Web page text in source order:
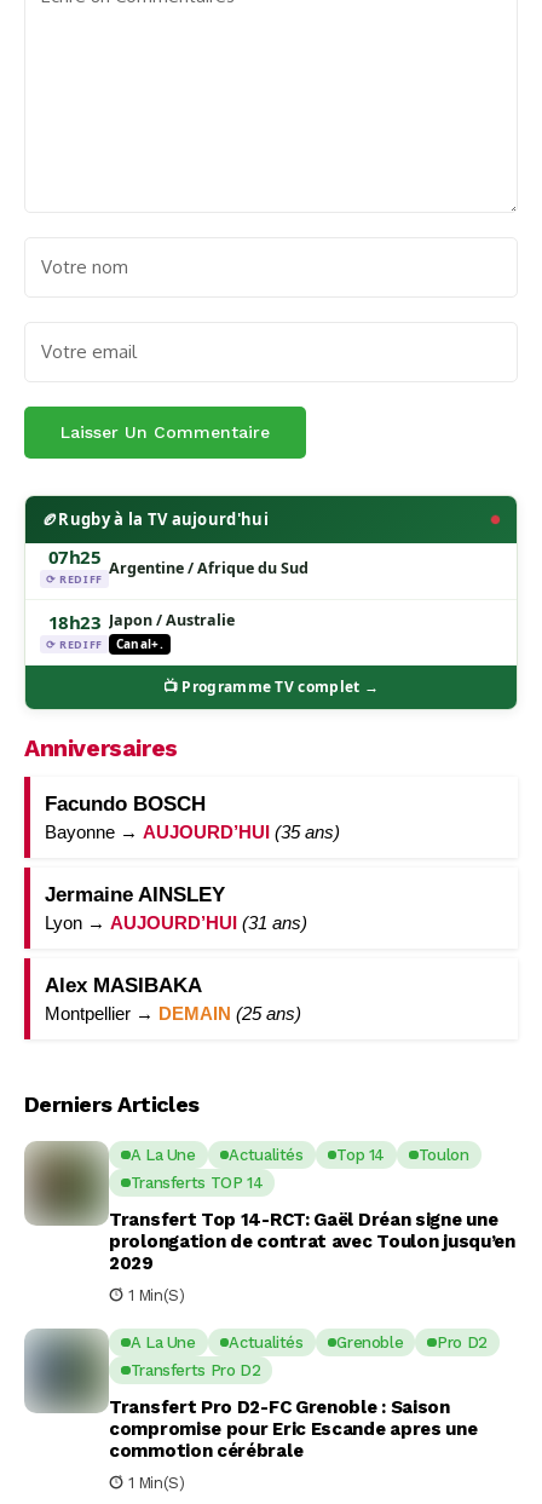
🏉Rugby à la TV aujourd'hui
07h25
⟳ REDIFF
Argentine / Afrique du Sud
18h23
⟳ REDIFF
Japon / Australie
Canal+.
📺 Programme TV complet →
Anniversaires
Facundo BOSCH
Bayonne → AUJOURD’HUI (35 ans)
Jermaine AINSLEY
Lyon → AUJOURD’HUI (31 ans)
Alex MASIBAKA
Montpellier → DEMAIN (25 ans)
Derniers Articles
A La Une Actualités Top 14
Toulon
Transferts TOP 14
Transfert Top 14-RCT: Gaël Dréan signe une
prolongation de contrat avec Toulon jusqu’en
2029
1 Min(s)
A La Une Actualités Grenoble
Pro D2
Transferts Pro D2
Transfert Pro D2-FC Grenoble : Saison
compromise pour Eric Escande apres une
commotion cérébrale
1 Min(s)